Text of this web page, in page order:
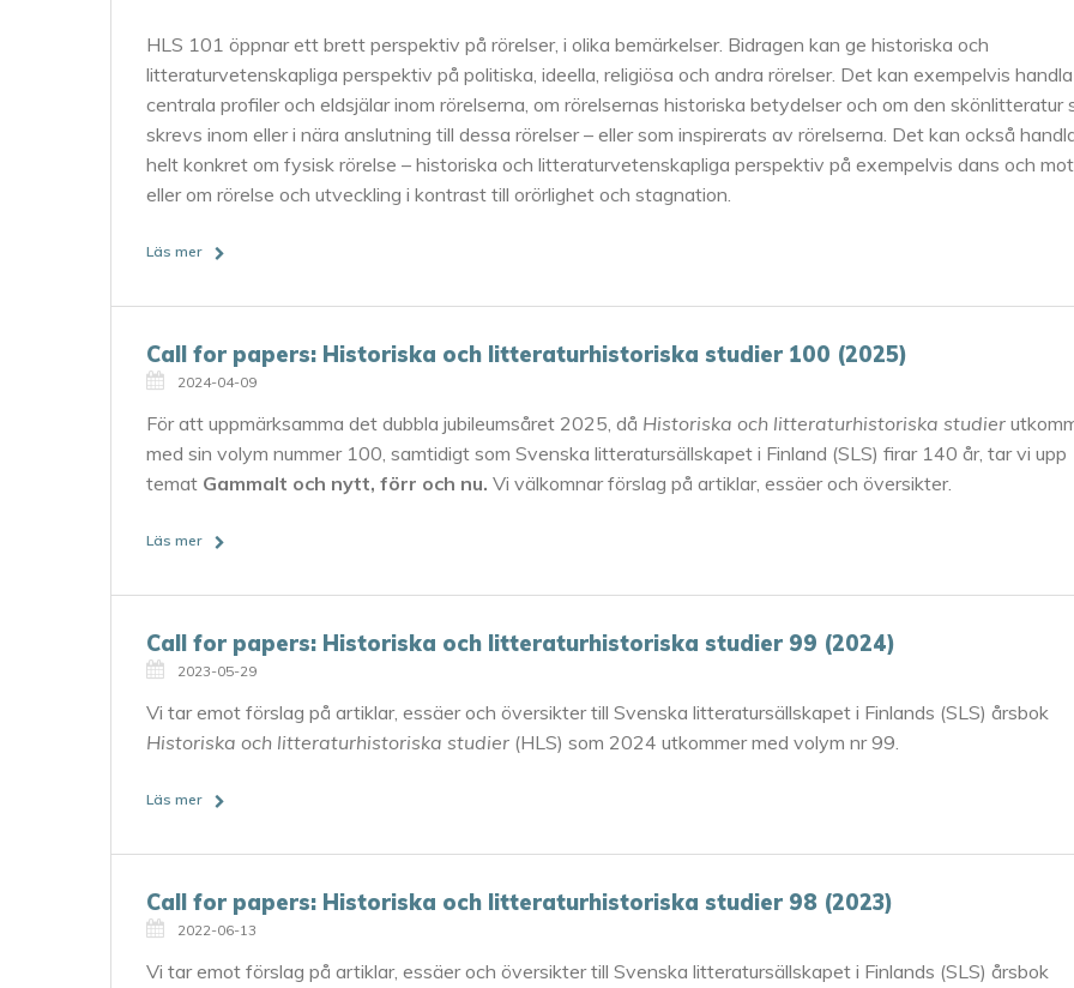
HLS 101 öppnar ett brett perspektiv på rörelser, i olika bemärkelser. Bidragen kan ge historiska och
litteraturvetenskapliga perspektiv på politiska, ideella, religiösa och andra rörelser. Det kan exempelvis
centrala profiler och eldsjälar inom rörelserna, om rörelsernas historiska betydelser och om den skönlitteratur
skrevs inom eller i nära anslutning till dessa rörelser – eller som inspirerats av rörelserna. Det kan också
helt konkret om fysisk rörelse – historiska och litteraturvetenskapliga perspektiv på exempelvis dans och
eller om rörelse och utveckling i kontrast till orörlighet och stagnation.
Läs mer
Call for papers: Historiska och litteraturhistoriska studier 100 (2025)
2024-04-09
För att uppmärksamma det dubbla jubileumsåret 2025, då Historiska och litteraturhistoriska studier
med sin volym nummer 100, samtidigt som Svenska litteratursällskapet i Finland (SLS) firar 140 år, tar vi upp
temat Gammalt och nytt, förr och nu. Vi välkomnar förslag på artiklar, essäer och översikter.
Läs mer
Call for papers: Historiska och litteraturhistoriska studier 99 (2024)
2023-05-29
Vi tar emot förslag på artiklar, essäer och översikter till Svenska litteratursällskapet i Finlands (SLS) årsbok
Historiska och litteraturhistoriska studier (HLS) som 2024 utkommer med volym nr 99.
Läs mer
Call for papers: Historiska och litteraturhistoriska studier 98 (2023)
2022-06-13
Vi tar emot förslag på artiklar, essäer och översikter till Svenska litteratursällskapet i Finlands (SLS) årsbok